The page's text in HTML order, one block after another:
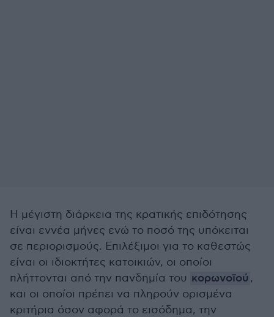
Η μέγιστη διάρκεια της κρατικής επιδότησης
είναι εννέα μήνες ενώ το ποσό της υπόκειται
σε περιορισμούς. Επιλέξιμοι για το καθεστώς
είναι οι ιδιοκτήτες κατοικιών, οι οποίοι
πλήττονται από την πανδημία του κορωνοϊού ,
και οι οποίοι πρέπει να πληρούν ορισμένα
κριτήρια όσον αφορά το εισόδημα, την